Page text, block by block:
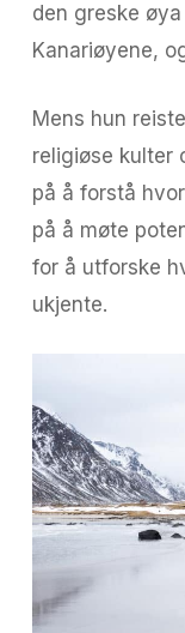
den greske
Kanariøyene,
Mens hun
religiøse kulter
på å forstå
på å møte
for å utforske
ukjente.